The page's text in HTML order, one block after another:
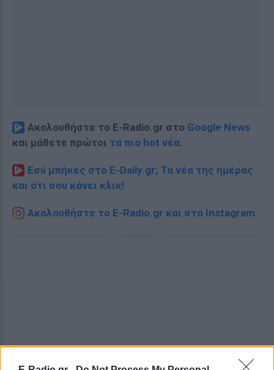
Ακολουθήστε το E-Radio.gr στο Google News
και μάθετε πρώτοι τα πιο hot νέα.
Εσύ μπήκες στο E-Daily.gr; Τα νέα της ημέρας
και ότι σου κάνει κλικ!
Ακολουθήστε το E-Radio.gr και στο Instagram